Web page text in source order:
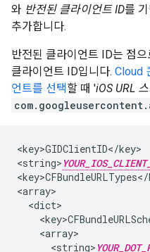
와 반전된 클라이언트 ID를
추가합니다.
반전된 클라이언트 ID는 점
클라이언트 ID입니다. Cloud
언트를 선택할 때 'iOS URL
<key>GIDClientID</key>
<string>
<array>
  <dict>
    <array>
      <string>